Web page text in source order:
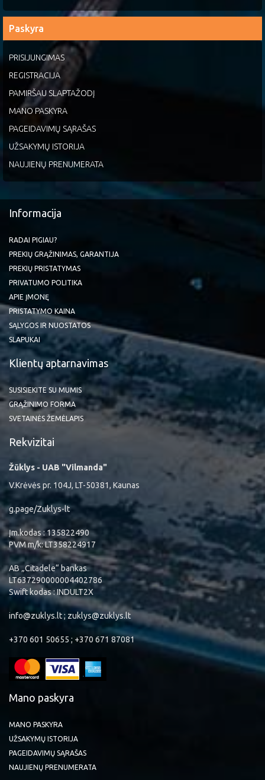
Paskyra
PRISIJUNGIMAS
REGISTRACIJA
PAMIRŠAU SLAPTAŽODĮ
MANO PASKYRA
PAGEIDAVIMŲ SĄRAŠAS
UŽSAKYMŲ ISTORIJA
NAUJIENŲ PRENUMERATA
Informacija
RADAI PIGIAU?
PREKIŲ GRĄŽINIMAS, GARANTIJA
PREKIŲ PRISTATYMAS
PRIVATUMO POLITIKA
APIE ĮMONĘ
PRISTATYMO KAINA
SĄLYGOS IR NUOSTATOS
SLAPUKAI
Klientų aptarnavimas
SUSISIEKITE SU MUMIS
GRĄŽINIMO FORMA
SVETAINĖS ŽEMĖLAPIS
Rekvizitai
Žūklys - UAB "Vilmanda"
V.Krėvės pr. 104J, LT-50381, Kaunas
g.page/Zuklys-lt
Įm.kodas : 135822490
PVM m/k: LT358224917
AB „Citadele“ bankas
LT637290000004402786
Swift kodas : INDULT2X
info@zuklys.lt ; zuklys@zuklys.lt
+370 601 50655 ; +370 671 87081
Mano paskyra
MANO PASKYRA
UŽSAKYMŲ ISTORIJA
PAGEIDAVIMŲ SĄRAŠAS
NAUJIENŲ PRENUMERATA